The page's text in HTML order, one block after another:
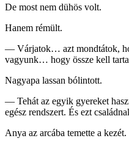
De most nem dühös volt.
Hanem rémült.
— Várjatok… azt mondtátok,
vagyunk… hogy össze kell
Nagyapa lassan bólintott.
— Tehát az egyik gyereket
egész rendszert. És ezt
Anya az arcába temette a kezét.